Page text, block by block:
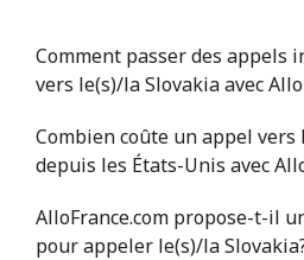
Comment passer des appels
vers le(s)/la Slovakia avec
Combien coûte un appel vers
depuis les États-Unis avec
AlloFrance.com propose-t-il
pour appeler le(s)/la